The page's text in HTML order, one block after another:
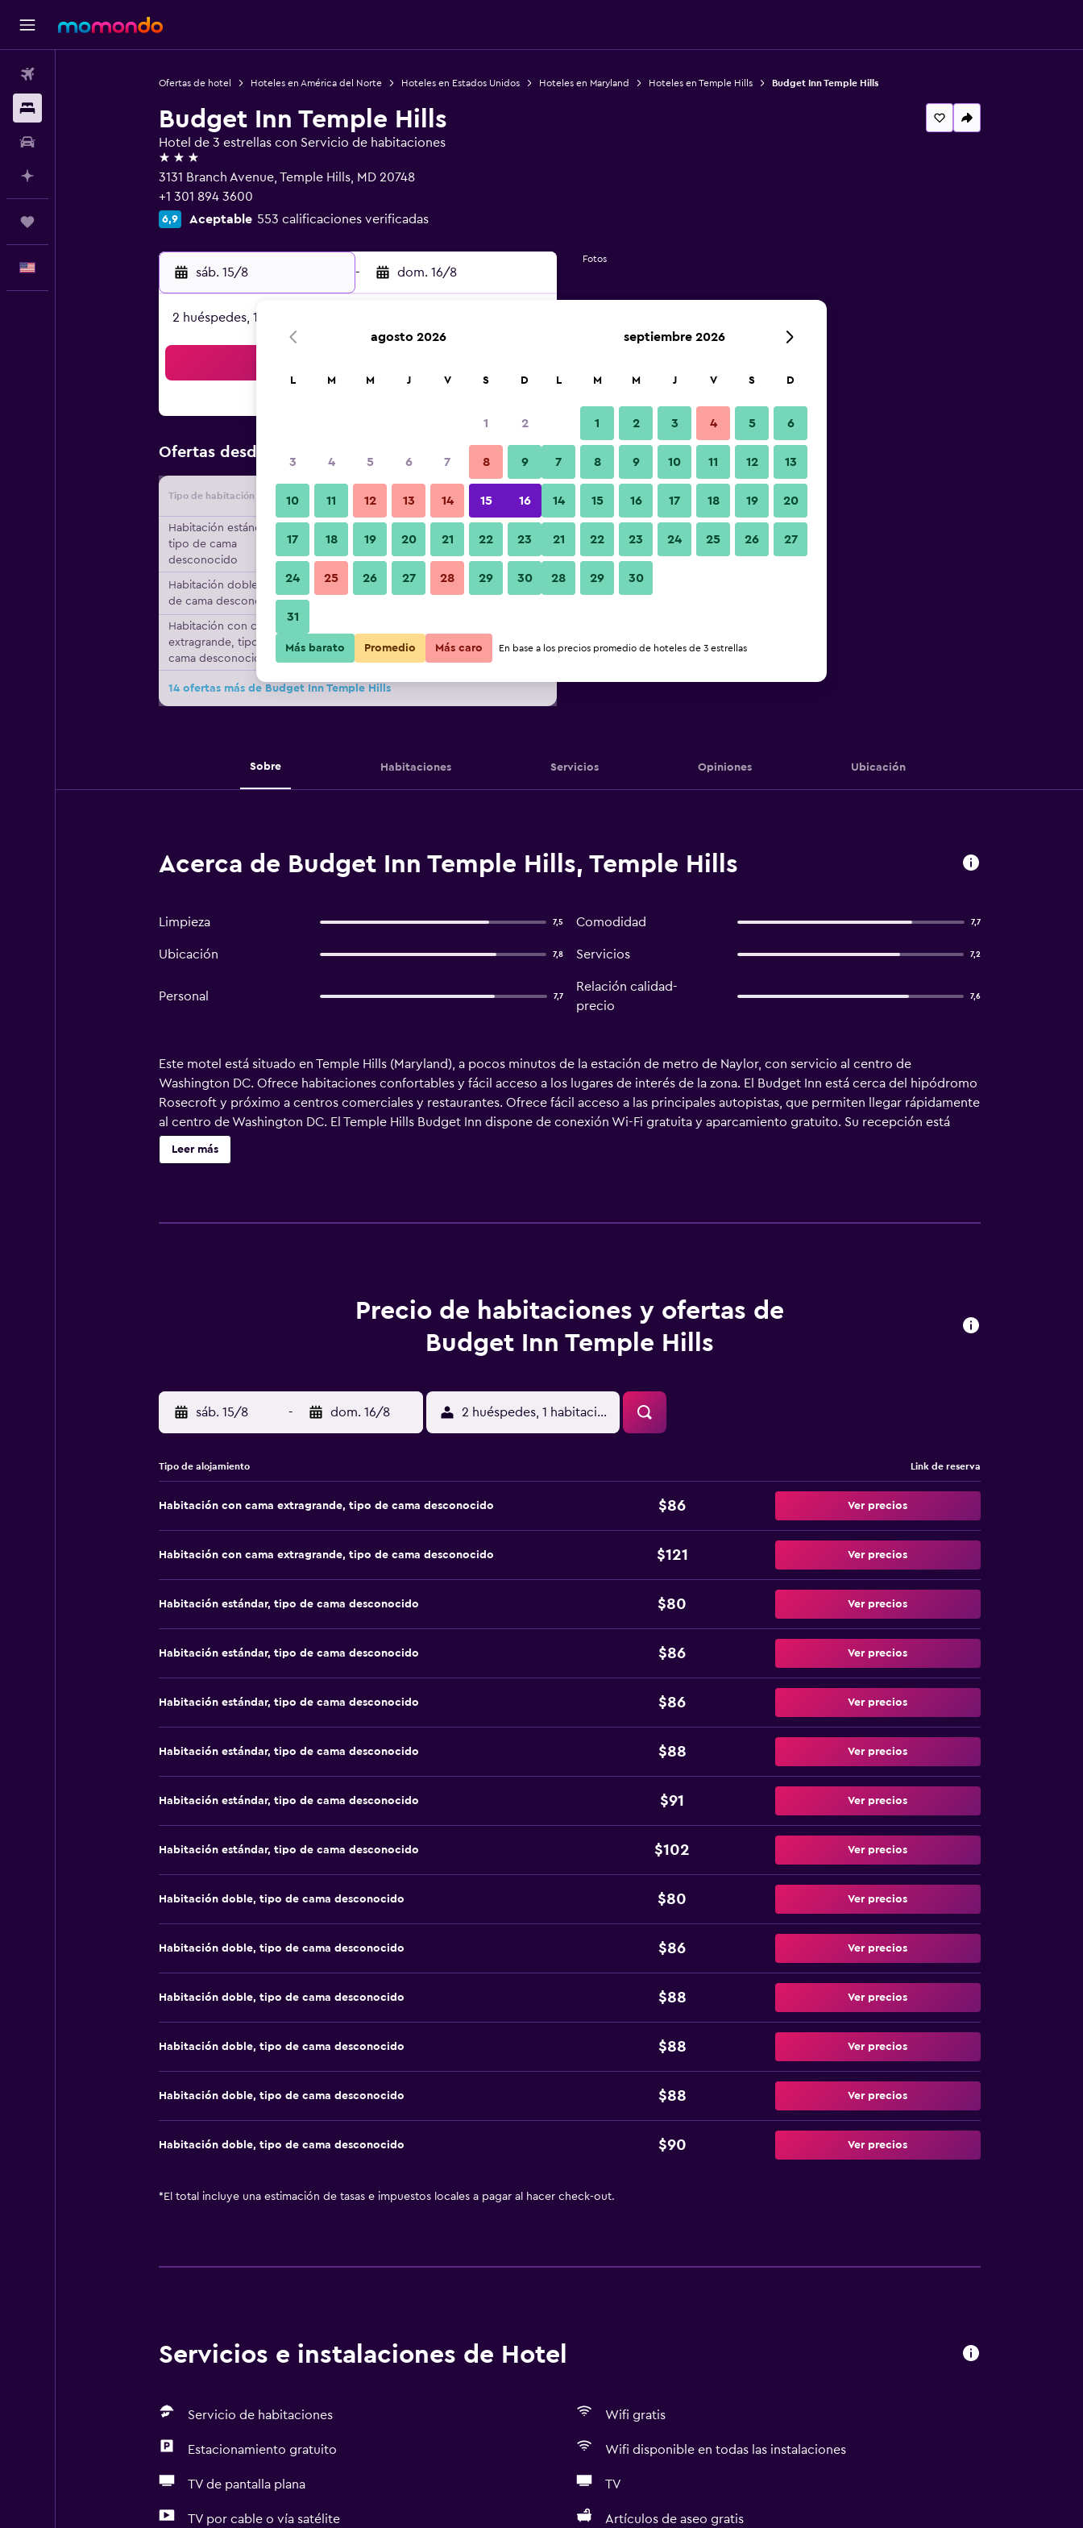
Ofertas de hotel Hoteles en América del Norte Hoteles en Estados Unidos Hoteles en Maryland Hoteles en Temple Hills Budget Inn Temple Hills
Budget Inn Temple Hills
Hotel de 3 estrellas con Servicio de habitaciones
3 estrellas
3131 Branch Avenue, Temple Hills, MD 20748
+1 301 894 3600
6,9 Aceptable 553 calificaciones verificadas
sáb. 15/8 - dom. 16/8
2 huéspedes, 1 habitación
Ofertas desde Oferta más barata de precio por noche
Tipo de habitación Proveedor Total noche
Habitación estándar,
tipo de cama
desconocido
$80 Ver oferta
Habitación doble, tipo
de cama desconocido
$80 Ver oferta
Habitación con cama
extragrande, tipo de
cama desconocido
$86 Ver oferta
14 ofertas más de Budget Inn Temple Hills
Fotos
Sobre Habitaciones Servicios Opiniones Ubicación
Acerca de Budget Inn Temple Hills, Temple Hills
Limpieza 7,5 Comodidad 7,7
Ubicación 7,8 Servicios 7,2
Personal 7,7
Relación calidad-
precio
7,6
Este motel está situado en Temple Hills (Maryland), a pocos minutos de la estación de metro de Naylor, con servicio al centro de
Washington DC. Ofrece habitaciones confortables y fácil acceso a los lugares de interés de la zona. El Budget Inn está cerca del hipódromo
Rosecroft y próximo a centros comerciales y restaurantes. Ofrece fácil acceso a las principales autopistas, que permiten llegar rápidamente
al centro de Washington DC. El Temple Hills Budget Inn dispone de conexión Wi-Fi gratuita y aparcamiento gratuito. Su recepción está
abierta las 24 horas.
Leer más
Precio de habitaciones y ofertas de
Budget Inn Temple Hills
sáb. 15/8 - dom. 16/8 2 huéspedes, 1 habitación
Tipo de alojamiento Link de reserva
Habitación con cama extragrande, tipo de cama desconocido $86 Ver precios
Habitación con cama extragrande, tipo de cama desconocido $121 Ver precios
Habitación estándar, tipo de cama desconocido $80 Ver precios
Habitación estándar, tipo de cama desconocido $86 Ver precios
Habitación estándar, tipo de cama desconocido $86 Ver precios
Habitación estándar, tipo de cama desconocido $88 Ver precios
Habitación estándar, tipo de cama desconocido $91 Ver precios
Habitación estándar, tipo de cama desconocido $102 Ver precios
Habitación doble, tipo de cama desconocido $80 Ver precios
Habitación doble, tipo de cama desconocido $86 Ver precios
Habitación doble, tipo de cama desconocido $88 Ver precios
Habitación doble, tipo de cama desconocido $88 Ver precios
Habitación doble, tipo de cama desconocido $88 Ver precios
Habitación doble, tipo de cama desconocido $90 Ver precios
* El total incluye una estimación de tasas e impuestos locales a pagar al hacer check-out.
Servicios e instalaciones de Hotel
Servicio de habitaciones Wifi gratis
Estacionamiento gratuito Wifi disponible en todas las instalaciones
TV de pantalla plana TV
TV por cable o vía satélite Artículos de aseo gratis
agosto 2026
L M M J V S D
1 2
3 4 5 6 7 8 9
10 11 12 13 14 15 16
17 18 19 20 21 22 23
24 25 26 27 28 29 30
31
septiembre 2026
L M M J V S D
1 2 3 4 5 6
7 8 9 10 11 12 13
14 15 16 17 18 19 20
21 22 23 24 25 26 27
28 29 30
Más barato Promedio Más caro En base a los precios promedio de hoteles de 3 estrellas